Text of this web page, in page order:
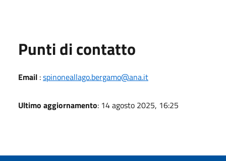
Punti di contatto
Email :spinoneallago.bergamo@ana.it
Ultimo aggiornamento: 14 agosto 2025, 16:25